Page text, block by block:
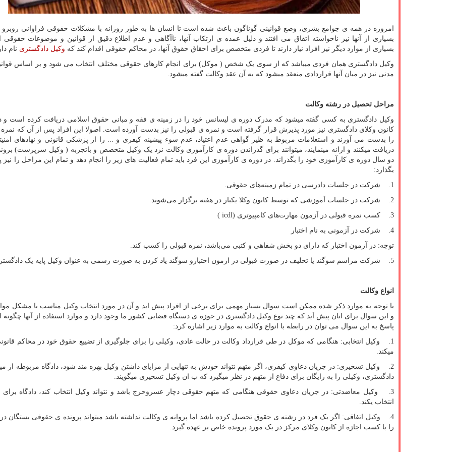
امروزه در همه ی جوامع بشری، وضع قوانینی گوناگون باعث شده است تا انسان ها به طور روزانه با مشکلات حقوقی فراوانی
بسیاری از آنها نیز ناخواسته اتفاق می افتند و دلیل عمده ی ارتکاب آنها، ناآگاهی و عدم اطلاع دقیق از قوانین و موضوعات
بسیاری از موارد دیگر نیز افراد نیاز دارند تا فردی متخصص برای احقاق حقوق آنها، در محاکم حقوقی اقدام کند که وکیل دادگستری نام
وکیل دادگستری همان فردی میباشد که از سوی یک شخص ( موکل) برای انجام کارهای حقوقی مختلف انتخاب می شود و بر اساس
مدنی نیز در میان آنها قراردادی منعقد میشود که به آن عقد وکالت گفته میشود.
مراحل تحصیل در رشته وکالت
وکیل دادگستری به کسی گفته میشود که مدرک دوره ی لیسانس خود را در زمینه ی فقه و مبانی حقوق اسلامی دریافت کرده است و
کانون وکلای دادگستری نیز مورد پذیرش قرار گرفته است و نمره ی قبولی را نیز بدست آورده است. اصولا این افراد پس از آن که
را بدست می آورند و استعلامات مربوط به ظیر گواهی عدم اعتیاد، عدم سوء پیشینه کیفری و ... را از پزشکی قانونی و نهاد‌های
دریافت میکنند و ارائه مینمایند، میتوانند برای گذراندن دوره ی کارآموزی وکالت نزد یک وکیل متخصص و باتجربه ( وکیل سرپرست)
دو سال دوره ی کارآموزی خود را بگذراند. در دوره ی کارآموزی این فرد باید تمام فعالیت های زیر را انجام دهد و تمام این مراحل را
بگذارد:
1. شرکت در جلسات دادرسی در تمام زمینه‌های حقوقی.
2. شرکت در جلسات آموزشی که توسط کانون وکلا یکبار در هفته برگزار می‌شوند.
3. کسب نمره قبولی در آزمون مهارت‌های کامپیوتری (
icdl
)
4. شرکت در آزمونی به نام اختبار
توجه: در آزمون اختبار که دارای دو بخش شفاهی و کتبی می‌باشد، نمره قبولی را کسب کند.
5. شرکت مراسم سوگند یا تحلیف در صورت قبولی در ازمون اختبارو سوگند یاد کردن به صورت رسمی به عنوان وکیل پایه یک دادگستری.
انواع وکالت
با توجه به موارد ذکر شده ممکن است سوال بسیار مهمی برای برخی از افراد پیش اید و آن در مورد انتخاب وکیل مناسب با مشکل
و این سوال برای انان پیش آید که چند نوع وکیل دادگستری در حوزه ی دستگاه قضایی کشور ما وجود دارد و موارد استفاده از آنها
پاسخ به این سوال می توان در رابطه با انواع وکالت به موارد زیر اشاره کرد:
1. وکیل انتخابی: هنگامی که موکل در طی قرارداد وکالت در حالت عادی، وکیلی را برای جلوگیری از تضییع حقوق خود در محاکم
میکند.
2. وکیل تسخیری: در جریان دعاوی کیفری، اگر متهم نتواند خودش به تنهایی از مزایای داشتن وکیل بهره مند شود، دادگاه مربوطه از
دادگستری، وکیلی را به رایگان برای دفاع از متهم در نظر میگیرد که ب ان وکیل تسخیری میگویند.
3. وکیل معاضدتی: در جریان دعاوی حقوقی هنگامی که متهم حقوقی دچار عسروحرج باشد و نتواند وکیل انتخاب کند، دادگاه برای
انتخاب یکند.
4. وکیل اتفاقی: اگر یک فرد در رشته ی حقوق تحصیل کرده باشد اما پروانه ی وکالت نداشته باشد میتواند پرونده ی حقوقی بستگان
را با کسب اجازه از کانون وکلای مرکز در یک مورد پرونده خاص بر عهده گیرد.